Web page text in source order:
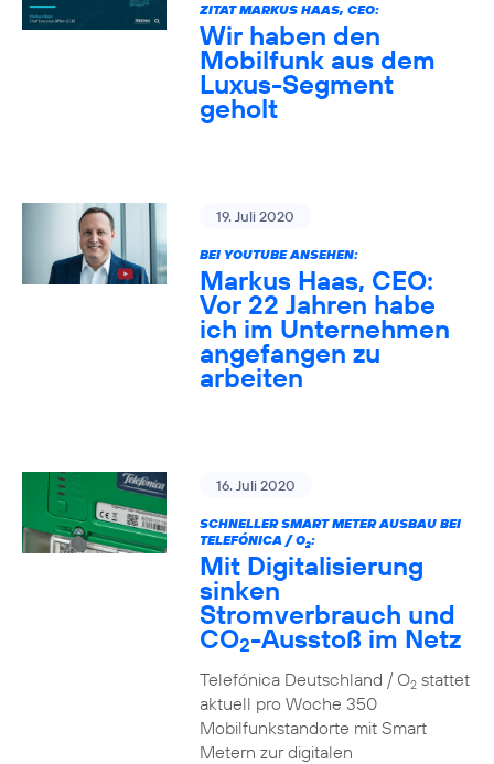
ZITAT MARKUS HAAS, CEO:
Wir haben den
Mobilfunk aus dem
Luxus-Segment
geholt
19. Juli 2020
BEI YOUTUBE ANSEHEN:
Markus Haas, CEO:
Vor 22 Jahren habe
ich im Unternehmen
angefangen zu
arbeiten
16. Juli 2020
SCHNELLER SMART METER AUSBAU BEI
TELEFÓNICA / O2:
Mit Digitalisierung
sinken
Stromverbrauch und
CO2-Ausstoß im Netz
Telefónica Deutschland / O2stattet
aktuell pro Woche 350
Mobilfunkstandorte mit Smart
Metern zur digitalen